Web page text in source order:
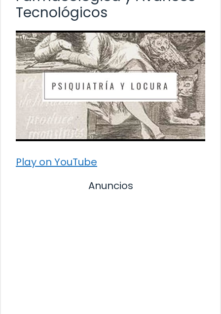
Tecnológicos
Play on YouTube
Anuncios